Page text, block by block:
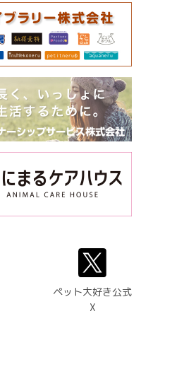
ペット大好き公式
X